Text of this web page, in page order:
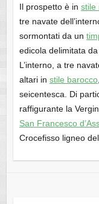
Il prospetto è in stile
tre navate
sormontati da un
edicola delimitata
L’interno, a tre
altari in stile barocco
seicentesca. Di
raffigurante la
San Francesco
Crocefisso ligneo